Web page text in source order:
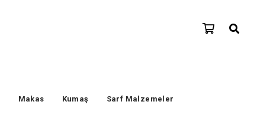
Makas Kumaş Sarf Malzemeler